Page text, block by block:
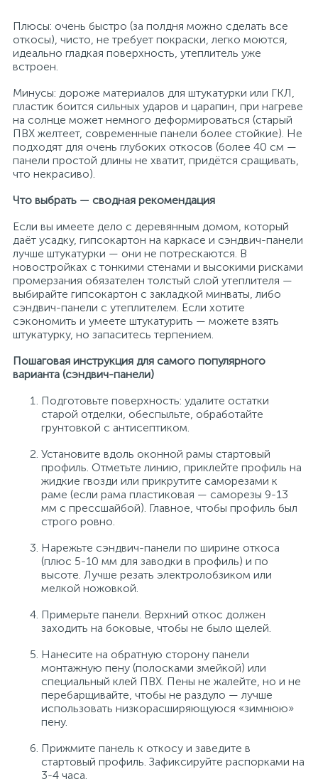
Плюсы: очень быстро (за полдня можно сделать все
откосы), чисто, не требует покраски, легко моются,
идеально гладкая поверхность, утеплитель уже
встроен.
Минусы: дороже материалов для штукатурки или ГКЛ,
пластик боится сильных ударов и царапин, при нагреве
на солнце может немного деформироваться (старый
ПВХ желтеет, современные панели более стойкие). Не
подходят для очень глубоких откосов (более 40 см —
панели простой длины не хватит, придётся сращивать,
что некрасиво).
Что выбрать — сводная рекомендация
Если вы имеете дело с деревянным домом, который
даёт усадку, гипсокартон на каркасе и сэндвич-панели
лучше штукатурки — они не потрескаются. В
новостройках с тонкими стенами и высокими рисками
промерзания обязателен толстый слой утеплителя —
выбирайте гипсокартон с закладкой минваты, либо
сэндвич-панели с утеплителем. Если хотите
сэкономить и умеете штукатурить — можете взять
штукатурку, но запаситесь терпением.
Пошаговая инструкция для самого популярного
варианта (сэндвич-панели)
Подготовьте поверхность: удалите остатки
старой отделки, обеспыльте, обработайте
грунтовкой с антисептиком.
Установите вдоль оконной рамы стартовый
профиль. Отметьте линию, приклейте профиль на
жидкие гвозди или прикрутите саморезами к
раме (если рама пластиковая — саморезы 9-13
мм с прессшайбой). Главное, чтобы профиль был
строго ровно.
Нарежьте сэндвич-панели по ширине откоса
(плюс 5-10 мм для заводки в профиль) и по
высоте. Лучше резать электролобзиком или
мелкой ножовкой.
Примерьте панели. Верхний откос должен
заходить на боковые, чтобы не было щелей.
Нанесите на обратную сторону панели
монтажную пену (полосками змейкой) или
специальный клей ПВХ. Пены не жалейте, но и не
перебарщивайте, чтобы не раздуло — лучше
использовать низкорасширяющуюся «зимнюю»
пену.
Прижмите панель к откосу и заведите в
стартовый профиль. Зафиксируйте распорками на
3-4 часа.